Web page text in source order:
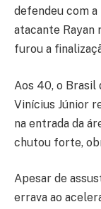
defendeu com
atacante Rayan
furou a
Aos 40, o Brasil
Vinícius Júnior
na entrada da
chutou forte,
Apesar de
errava ao